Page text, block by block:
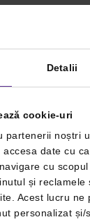
Detalii
cookie-uri
partenerii noștri
date cu
cu
și reclamele
Acest lucru ne
personalizat și/